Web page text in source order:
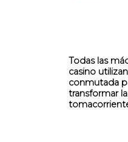
Todas las
casino
conmutada
transformar